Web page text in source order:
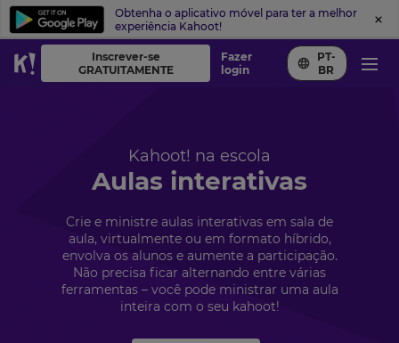
Obtenha o aplicativo móvel para ter a melhor
experiência Kahoot!
Inscrever-se
GRATUITAMENTE
Fazer
login
PT-
BR
Kahoot! na escola
Aulas interativas
Crie e ministre aulas interativas em sala de
aula, virtualmente ou em formato híbrido,
envolva os alunos e aumente a participação.
Não precisa ficar alternando entre várias
ferramentas – você pode ministrar uma aula
inteira com o seu kahoot!